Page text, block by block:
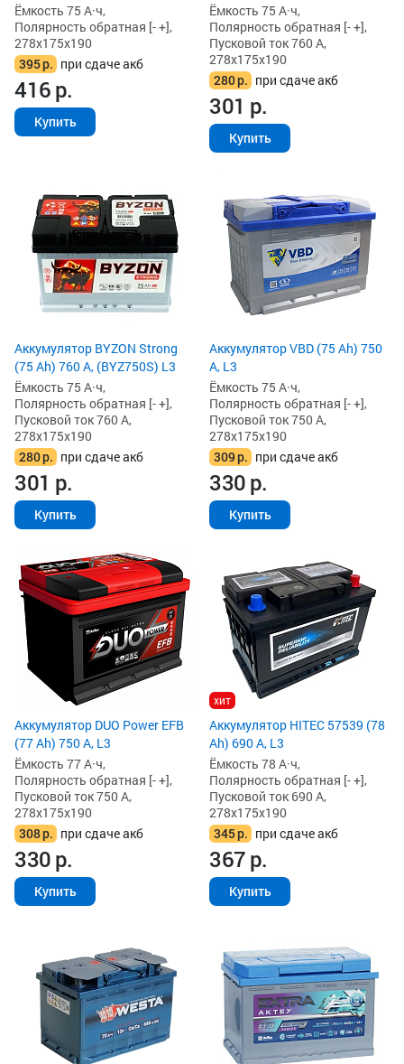
Ёмкость 75 А·ч,
Полярность обратная [- +],
278x175x190
395р. при сдаче акб
416р.
Купить
Ёмкость 75 А·ч,
Полярность обратная [- +],
Пусковой ток 760 А,
278x175x190
280р. при сдаче акб
301 р.
Купить
Аккумулятор BYZON Strong
(75 Ah) 760 А, (BYZ750S) L3
Ёмкость 75 А·ч,
Полярность обратная [- +],
Пусковой ток 760 А,
278x175x190
280р. при сдаче акб
301 р.
Купить
Аккумулятор VBD (75 Ah) 750
А, L3
Ёмкость 75 А·ч,
Полярность обратная [- +],
Пусковой ток 750 А,
278x175x190
309р. при сдаче акб
330р.
Купить
Аккумулятор DUO Power EFB
(77 Ah) 750 А, L3
Ёмкость 77 А·ч,
Полярность обратная [- +],
Пусковой ток 750 А,
278x175x190
308р. при сдаче акб
330р.
Купить
хит
Аккумулятор HITEC 57539 (78
Ah) 690 А, L3
Ёмкость 78 А·ч,
Полярность обратная [- +],
Пусковой ток 690 А,
278x175x190
345р. при сдаче акб
367р.
Купить